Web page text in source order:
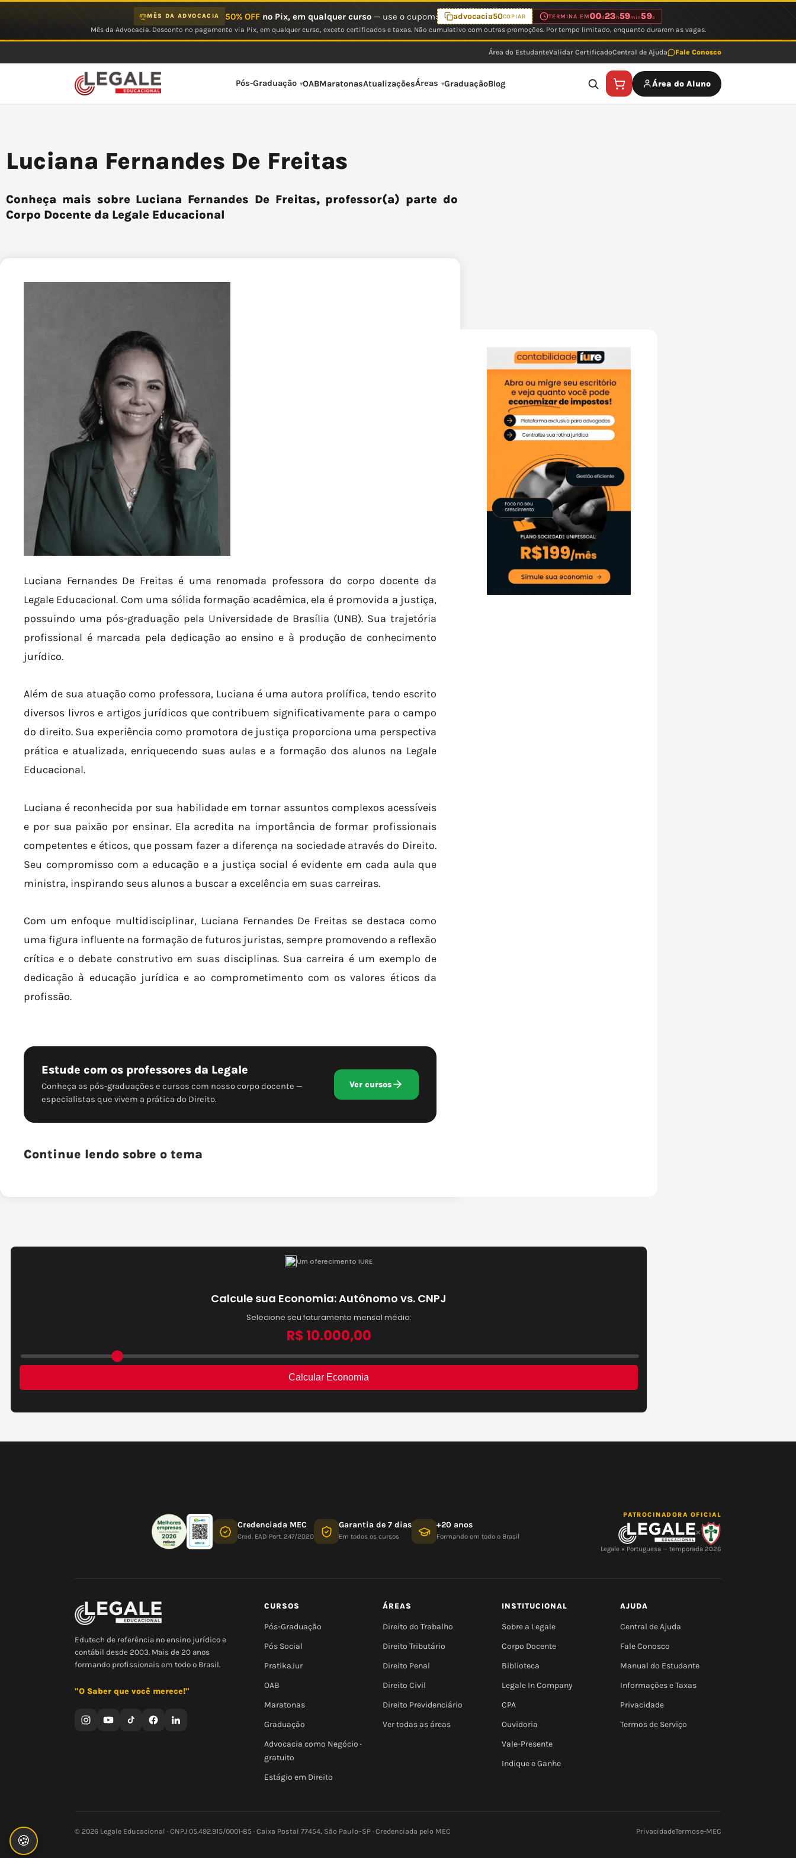
MÊS DA ADVOCACIA 50% OFFno Pix, em qualquer curso— use o cupom: advocacia50COPIAR TERMINA EM00d23 h59min59s
Mês da Advocacia. Desconto no pagamento via Pix, em qualquer curso, exceto certificados e taxas. Não cumulativo com outras promoções. Por tempo limitado, enquanto durarem as vagas.
Área do EstudanteValidar CertificadoCentral de Ajuda Fale Conosco
Pós-Graduação OABMaratonasAtualizaçõesÁreas GraduaçãoBlog Área do Aluno
Luciana Fernandes De Freitas
Conheça mais sobre Luciana Fernandes De Freitas, professor(a) parte do
Corpo Docente da Legale Educacional
Luciana Fernandes De Freitas é uma renomada professora do corpo docente da
Legale Educacional. Com uma sólida formação acadêmica, ela é promovida a justiça,
possuindo uma pós-graduação pela Universidade de Brasília (UNB). Sua trajetória
profissional é marcada pela dedicação ao ensino e à produção de conhecimento
jurídico.
Além de sua atuação como professora, Luciana é uma autora prolífica, tendo escrito
diversos livros e artigos jurídicos que contribuem significativamente para o campo
do direito. Sua experiência como promotora de justiça proporciona uma perspectiva
prática e atualizada, enriquecendo suas aulas e a formação dos alunos na Legale
Educacional.
Luciana é reconhecida por sua habilidade em tornar assuntos complexos acessíveis
e por sua paixão por ensinar. Ela acredita na importância de formar profissionais
competentes e éticos, que possam fazer a diferença na sociedade através do Direito.
Seu compromisso com a educação e a justiça social é evidente em cada aula que
ministra, inspirando seus alunos a buscar a excelência em suas carreiras.
Com um enfoque multidisciplinar, Luciana Fernandes De Freitas se destaca como
uma figura influente na formação de futuros juristas, sempre promovendo a reflexão
crítica e o debate construtivo em suas disciplinas. Sua carreira é um exemplo de
dedicação à educação jurídica e ao comprometimento com os valores éticos da
profissão.
Estude com os professores da Legale
Conheça as pós-graduações e cursos com nosso corpo docente —
especialistas que vivem a prática do Direito.
Ver cursos
Continue lendo sobre o tema
Credenciada MEC
Cred. EAD Port. 247/2020
Garantia de 7 dias
Em todos os cursos
+20 anos
Formando em todo o Brasil
PATROCINADORA OFICIAL
×
Legale × Portuguesa — temporada 2026
Edutech de referência no ensino jurídico e
contábil desde 2003. Mais de 20 anos
formando profissionais em todo o Brasil.
"O Saber que você merece!"
CURSOS
Pós-Graduação
Pós Social
PratikaJur
OAB
Maratonas
Graduação
Advocacia como Negócio ·
gratuito
Estágio em Direito
ÁREAS
Direito do Trabalho
Direito Tributário
Direito Penal
Direito Civil
Direito Previdenciário
Ver todas as áreas
INSTITUCIONAL
Sobre a Legale
Corpo Docente
Biblioteca
Legale In Company
CPA
Ouvidoria
Vale-Presente
Indique e Ganhe
AJUDA
Central de Ajuda
Fale Conosco
Manual do Estudante
Informações e Taxas
Privacidade
Termos de Serviço
© 2026 Legale Educacional · CNPJ 05.492.915/0001-85 · Caixa Postal 77454, São Paulo–SP · Credenciada pelo MEC PrivacidadeTermose-MEC
🍪